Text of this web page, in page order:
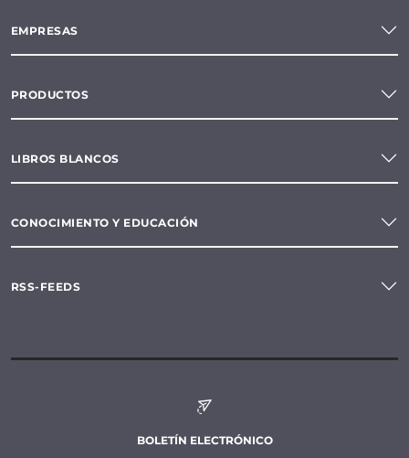
EMPRESAS
PRODUCTOS
LIBROS BLANCOS
CONOCIMIENTO Y EDUCACIÓN
RSS-FEEDS
BOLETÍN ELECTRÓNICO